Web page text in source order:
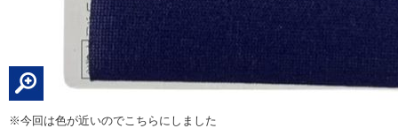
※今回は色が近いのでこちらにしました